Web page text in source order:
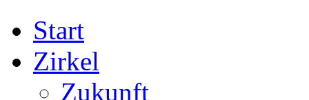
Start
Zirkel
Zukunft